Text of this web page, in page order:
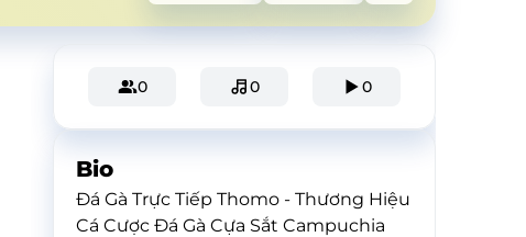
0 0 0
Bio
Đá Gà Trực Tiếp Thomo - Thương Hiệu
Cá Cược Đá Gà Cựa Sắt Campuchia